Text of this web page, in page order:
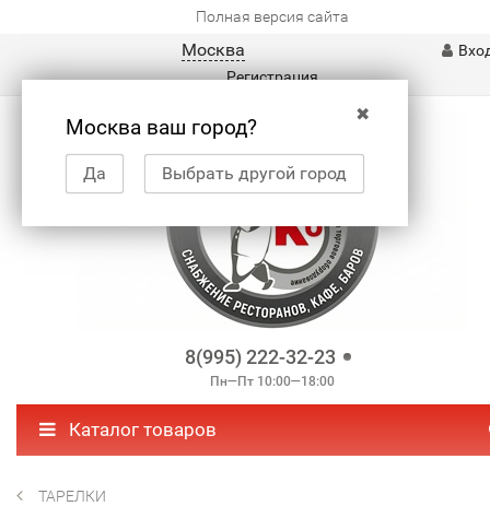
Полная версия сайта
Москва
✖
Москва ваш город?
Да Выбрать другой город
Регистрация
8(995) 222-32-23
Пн—Пт 10:00—18:00
Каталог товаров
ТАРЕЛКИ